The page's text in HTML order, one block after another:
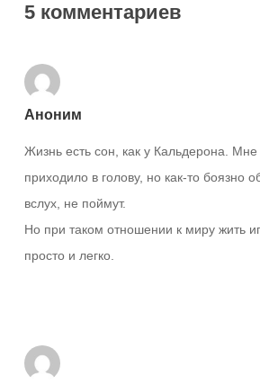
5 комментариев
Аноним
Жизнь есть сон, как у Кальдерона. Мне
приходило в голову, но как-то боязно
вслух, не поймут.
Но при таком отношении к миру жить
просто и легко.